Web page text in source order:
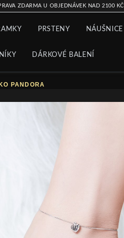
ZDARMA U OBJEDNÁVEK NAD 2100 KČ
PRSTENY NÁUŠNICE
DÁRKOVÉ BALENÍ
PANDORA